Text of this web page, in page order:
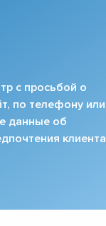
с просьбой о
по телефону или
данные об
клиента